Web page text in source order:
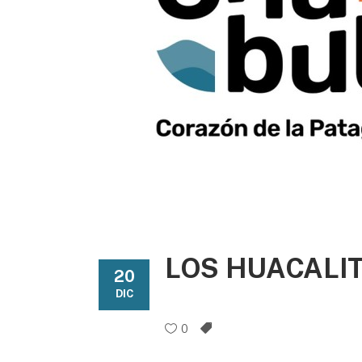
20
DIC
LOS
0